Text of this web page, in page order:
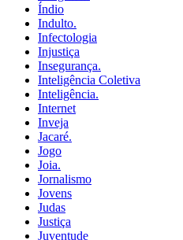
Índio
Indulto.
Infectologia
Injustiça
Insegurança.
Inteligência Coletiva
Inteligência.
Internet
Inveja
Jacaré.
Jogo
Joia.
Jornalismo
Jovens
Judas
Justiça
Juventude